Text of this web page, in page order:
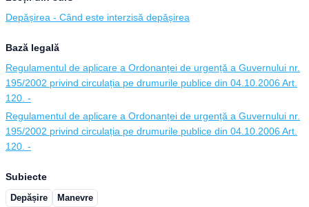
Depășirea - Când este interzisă depășirea
Bază legală
Regulamentul de aplicare a Ordonanței de urgență a Guvernului nr.
195/2002 privind circulația pe drumurile publice din 04.10.2006 Art.
120. -
Regulamentul de aplicare a Ordonanței de urgență a Guvernului nr.
195/2002 privind circulația pe drumurile publice din 04.10.2006 Art.
120. -
Subiecte
Depășire Manevre